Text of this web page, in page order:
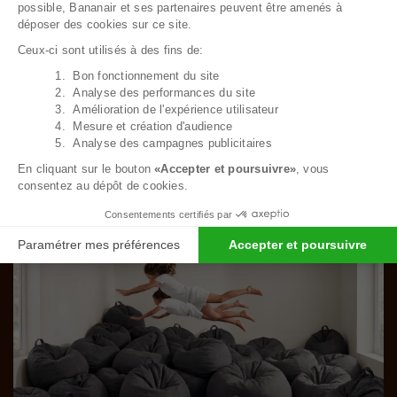
d’amourUne
possible, Bananair et ses partenaires peuvent être amenés à
déposer des cookies sur ce site.
Ceux-ci sont utilisés à des fins de:
1. Bon fonctionnement du site
2. Analyse des performances du site
3. Amélioration de l'expérience utilisateur
4. Mesure et création d'audience
5. Analyse des campagnes publicitaires
En cliquant sur le bouton«Accepter et poursuivre» , vous
consentez au dépôt de cookies.
Consentements certifiés par
Paramétrer mes préférences Accepter et poursuivre
Axeptio consent